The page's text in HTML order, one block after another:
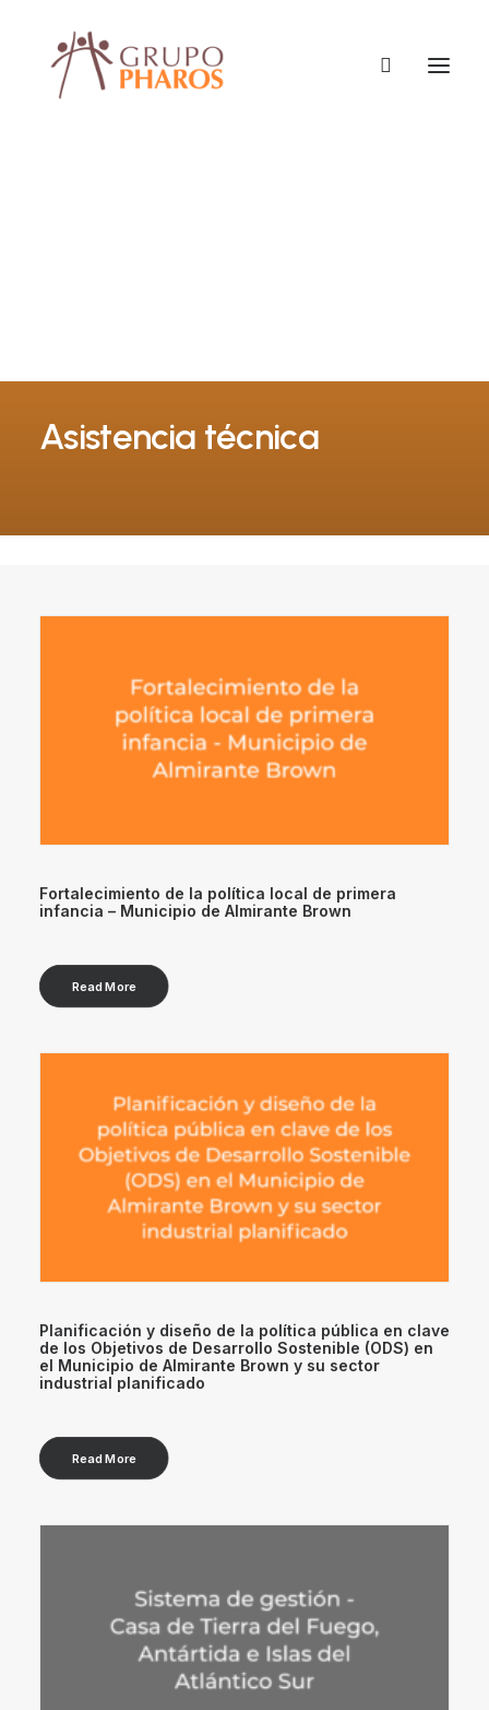
Asistencia técnica
Fortalecimiento de la política local de primera
infancia – Municipio de Almirante Brown
Read More
Planificación y diseño de la política pública en clave
de los Objetivos de Desarrollo Sostenible (ODS) en
el Municipio de Almirante Brown y su sector
industrial planificado
Read More